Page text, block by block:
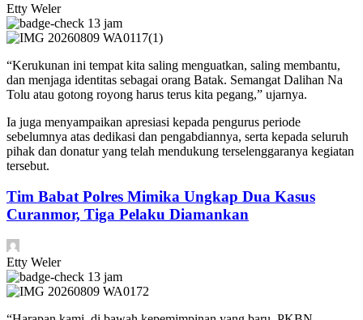
Etty Weler
13 jam
“Kerukunan ini tempat kita saling menguatkan, saling membantu,
dan menjaga identitas sebagai orang Batak. Semangat Dalihan Na
Tolu atau gotong royong harus terus kita pegang,” ujarnya.
Ia juga menyampaikan apresiasi kepada pengurus periode
sebelumnya atas dedikasi dan pengabdiannya, serta kepada seluruh
pihak dan donatur yang telah mendukung terselenggaranya kegiatan
tersebut.
Tim Babat Polres Mimika Ungkap Dua Kasus
Curanmor, Tiga Pelaku Diamankan
Etty Weler
13 jam